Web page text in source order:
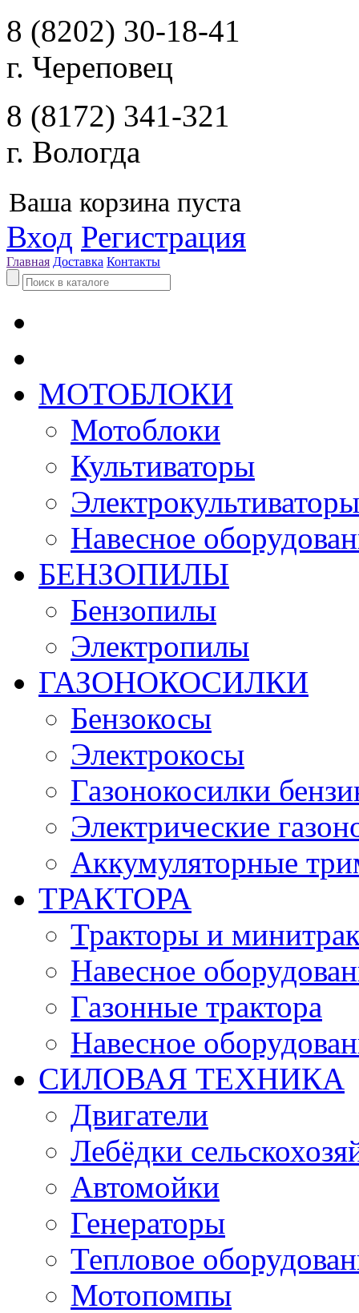
8 (8202) 30-18-41
г. Череповец
8 (8172) 341-321
г. Вологда
Ваша корзина пуста
Вход Регистрация
Главная Доставка Контакты
МОТОБЛОКИ
Мотоблоки
Культиваторы
Электрокультиваторы
Навесное
БЕНЗОПИЛЫ
Бензопилы
Электропилы
ГАЗОНОКОСИЛКИ
Бензокосы
Электрокосы
Газонокосилки
Электрические
Аккумуляторные
ТРАКТОРА
Тракторы и
Навесное
Газонные трактора
Навесное
СИЛОВАЯ ТЕХНИКА
Двигатели
Лебёдки
Автомойки
Генераторы
Тепловое
Мотопомпы